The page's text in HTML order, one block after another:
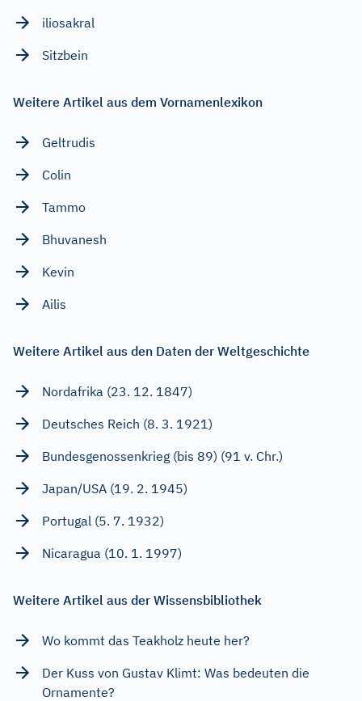
iliosakral
Sitzbein
Weitere Artikel aus dem Vornamenlexikon
Geltrudis
Colin
Tammo
Bhuvanesh
Kevin
Ailis
Weitere Artikel aus den Daten der Weltgeschichte
Nordafrika (23. 12. 1847)
Deutsches Reich (8. 3. 1921)
Bundesgenossenkrieg (bis 89) (91 v. Chr.)
Japan/USA (19. 2. 1945)
Portugal (5. 7. 1932)
Nicaragua (10. 1. 1997)
Weitere Artikel aus der Wissensbibliothek
Wo kommt das Teakholz heute her?
Der Kuss von Gustav Klimt: Was bedeuten die
Ornamente?